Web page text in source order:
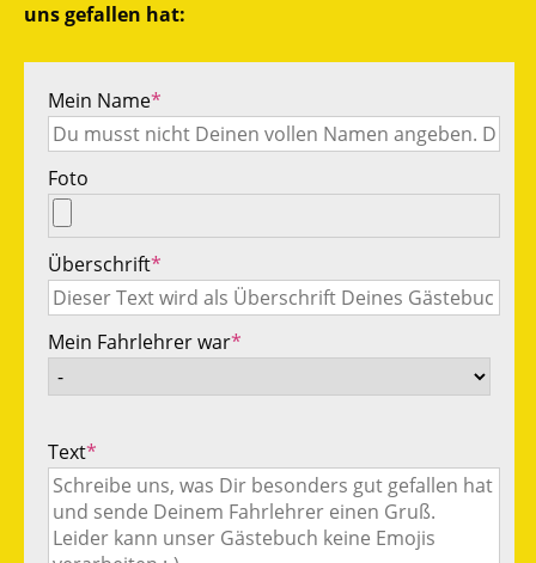
uns gefallen hat:
Mein Name*
Foto
Überschrift*
Mein Fahrlehrer war*
Text*